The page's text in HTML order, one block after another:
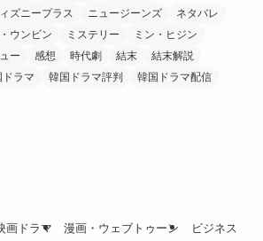
ズニープラス ニュージーンズ
ネタバレ
ウンビン ミステリー
ミン・ヒジン
ー 感想 時代劇 結末
結末解説
ドラマ 韓国ドラマ評判
韓国ドラマ配信
画ドラマ 漫画・ウェブトゥーン ビジネス